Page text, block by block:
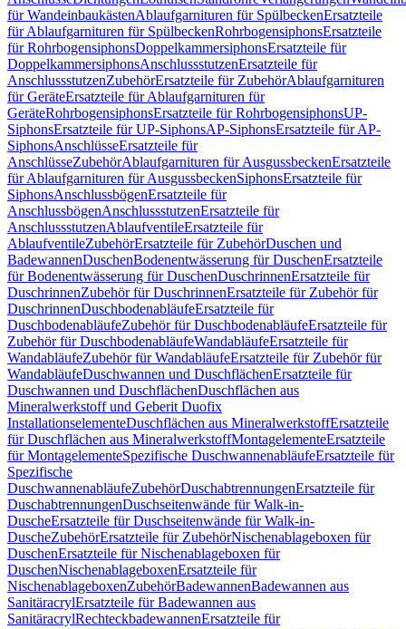
für WandeinbaukästenAblaufgarnituren für SpülbeckenErsatzteile
für Ablaufgarnituren für SpülbeckenRohrbogensiphonsErsatzteile
für RohrbogensiphonsDoppelkammersiphonsErsatzteile für
DoppelkammersiphonsAnschlussstutzenErsatzteile für
AnschlussstutzenZubehörErsatzteile für ZubehörAblaufgarnituren
für GeräteErsatzteile für Ablaufgarnituren für
GeräteRohrbogensiphonsErsatzteile für RohrbogensiphonsUP-
SiphonsErsatzteile für UP-SiphonsAP-SiphonsErsatzteile für AP-
SiphonsAnschlüsseErsatzteile für
AnschlüsseZubehörAblaufgarnituren für AusgussbeckenErsatzteile
für Ablaufgarnituren für AusgussbeckenSiphonsErsatzteile für
SiphonsAnschlussbögenErsatzteile für
AnschlussbögenAnschlussstutzenErsatzteile für
AnschlussstutzenAblaufventileErsatzteile für
AblaufventileZubehörErsatzteile für ZubehörDuschen und
BadewannenDuschenBodenentwässerung für DuschenErsatzteile
für Bodenentwässerung für DuschenDuschrinnenErsatzteile für
DuschrinnenZubehör für DuschrinnenErsatzteile für Zubehör für
DuschrinnenDuschbodenabläufeErsatzteile für
DuschbodenabläufeZubehör für DuschbodenabläufeErsatzteile für
Zubehör für DuschbodenabläufeWandabläufeErsatzteile für
WandabläufeZubehör für WandabläufeErsatzteile für Zubehör für
WandabläufeDuschwannen und DuschflächenErsatzteile für
Duschwannen und DuschflächenDuschflächen aus
Mineralwerkstoff und Geberit Duofix
InstallationselementeDuschflächen aus MineralwerkstoffErsatzteile
für Duschflächen aus MineralwerkstoffMontagelementeErsatzteile
für MontagelementeSpezifische DuschwannenabläufeErsatzteile für
Spezifische
DuschwannenabläufeZubehörDuschabtrennungenErsatzteile für
DuschabtrennungenDuschseitenwände für Walk-in-
DuscheErsatzteile für Duschseitenwände für Walk-in-
DuscheZubehörErsatzteile für ZubehörNischenablageboxen für
DuschenErsatzteile für Nischenablageboxen für
DuschenNischenablageboxenErsatzteile für
NischenablageboxenZubehörBadewannenBadewannen aus
SanitäracrylErsatzteile für Badewannen aus
SanitäracrylRechteckbadewannenErsatzteile für